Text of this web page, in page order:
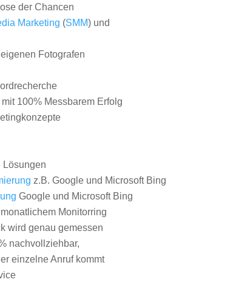
der Chancen
Marketing (SMM) und
Fotografen
100% Messbarem Erfolg
Lösungen
z.B. Google und Microsoft Bing
Google und Microsoft Bing
Monitorring
wird genau gemessen
nachvollziehbar,
einzelne Anruf kommt